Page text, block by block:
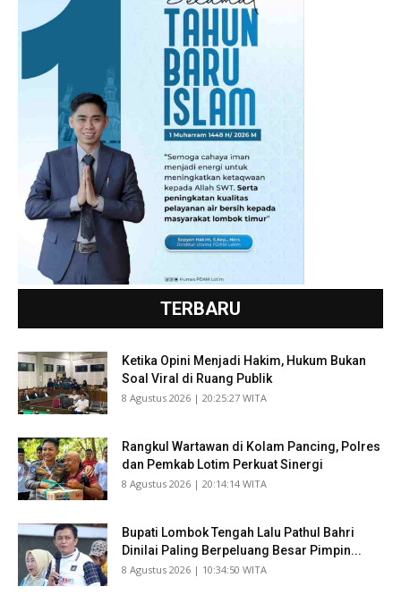
TERBARU
Ketika Opini Menjadi Hakim, Hukum Bukan
Soal Viral di Ruang Publik
​8 Agustus 2026 | 20:25:27 WITA
Rangkul Wartawan di Kolam Pancing, Polres
dan Pemkab Lotim Perkuat Sinergi
​8 Agustus 2026 | 20:14:14 WITA
Bupati Lombok Tengah Lalu Pathul Bahri
Dinilai Paling Berpeluang Besar Pimpin...
​8 Agustus 2026 | 10:34:50 WITA